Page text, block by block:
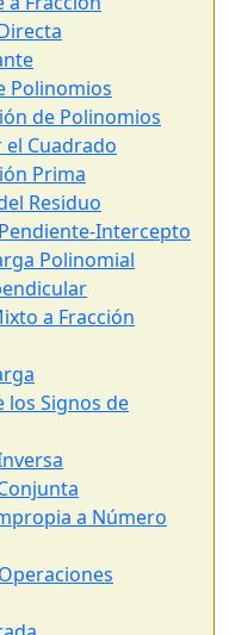
Polinomios
de Polinomios
Cuadrado
Prima
Residuo
Intercepto
Polinomial
a Fracción
los Signos de
a Número